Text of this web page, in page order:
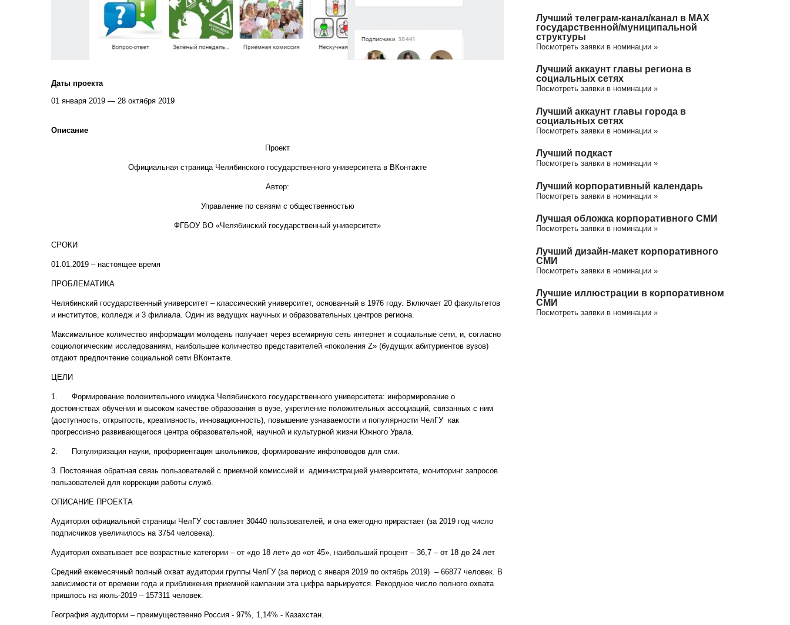
Даты проекта
01 января 2019 — 28 октября 2019
Описание
Проект
Официальная страница Челябинского государственного университета в ВКонтакте
Автор:
Управление по связям с общественностью
ФГБОУ ВО «Челябинский государственный университет»
СРОКИ
01.01.2019 – настоящее время
ПРОБЛЕМАТИКА
Челябинский государственный университет – классический университет, основанный в 1976 году. Включает 20 факультетов
и институтов, колледж и 3 филиала. Один из ведущих научных и образовательных центров региона.
Максимальное количество информации молодежь получает через всемирную сеть интернет и социальные сети, и, согласно
социологическим исследованиям, наибольшее количество представителей «поколения Z» (будущих абитуриентов вузов)
отдают предпочтение социальной сети ВКонтакте.
ЦЕЛИ
1. Формирование положительного имиджа Челябинского государственного университета: информирование о
достоинствах обучения и высоком качестве образования в вузе, укрепление положительных ассоциаций, связанных с ним
(доступность, открытость, креативность, инновационность), повышение узнаваемости и популярности ЧелГУ как
прогрессивно развивающегося центра образовательной, научной и культурной жизни Южного Урала.
2. Популяризация науки, профориентация школьников, формирование инфоповодов для сми.
3. Постоянная обратная связь пользователей с приемной комиссией и администрацией университета, мониторинг запросов
пользователей для коррекции работы служб.
ОПИСАНИЕ ПРОЕКТА
Аудитория официальной страницы ЧелГУ составляет 30440 пользователей, и она ежегодно прирастает (за 2019 год число
подписчиков увеличилось на 3754 человека).
Аудитория охватывает все возрастные категории – от «до 18 лет» до «от 45», наибольший процент – 36,7 – от 18 до 24 лет
Средний ежемесячный полный охват аудитории группы ЧелГУ (за период с января 2019 по октябрь 2019) – 66877 человек. В
зависимости от времени года и приближения приемной кампании эта цифра варьируется. Рекордное число полного охвата
пришлось на июль-2019 – 157311 человек.
География аудитории – преимущественно Россия - 97%, 1,14% - Казахстан.
Лучший телеграм-канал/канал в МАХ
государственной/муниципальной
структуры
Посмотреть заявки в номинации »
Лучший аккаунт главы региона в
социальных сетях
Посмотреть заявки в номинации »
Лучший аккаунт главы города в
социальных сетях
Посмотреть заявки в номинации »
Лучший подкаст
Посмотреть заявки в номинации »
Лучший корпоративный календарь
Посмотреть заявки в номинации »
Лучшая обложка корпоративного СМИ
Посмотреть заявки в номинации »
Лучший дизайн-макет корпоративного
СМИ
Посмотреть заявки в номинации »
Лучшие иллюстрации в корпоративном
СМИ
Посмотреть заявки в номинации »